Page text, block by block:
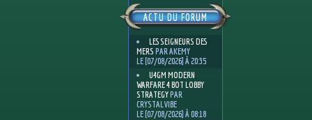
ACTU DU FORUM
LES SEIGNEURS DES
MERS PAR AKEMY
LE [07/08/2026] À 20:35
U4GM MODERN
WARFARE 4 BOT LOBBY
STRATEGYPAR
CRYSTALVIBE
LE [07/08/2026] À 08:18